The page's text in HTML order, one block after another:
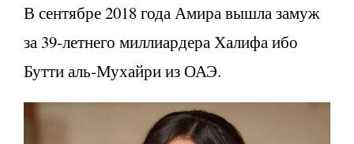
В сентябре 2018 года Амира вышла замуж
за 39-летнего миллиардера Халифа ибо
Бутти аль-Мухайри из ОАЭ.